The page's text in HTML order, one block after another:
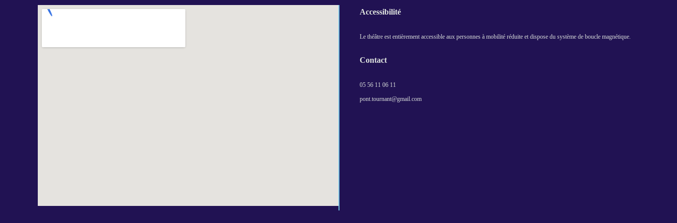
Accessibilité
Le théâtre est entièrement accessible aux personnes à mobilité réduite et dispose du système de boucle magnétique.
Contact
05 56 11 06 11
pont.tournant@gmail.com